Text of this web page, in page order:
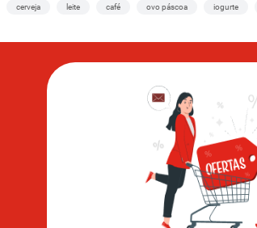
cerveja leite café ovo páscoa iogurte